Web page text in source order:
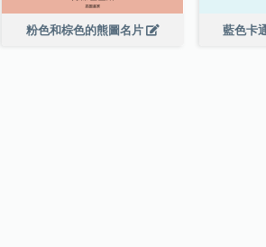
粉色和棕色的熊圖名片 藍色卡